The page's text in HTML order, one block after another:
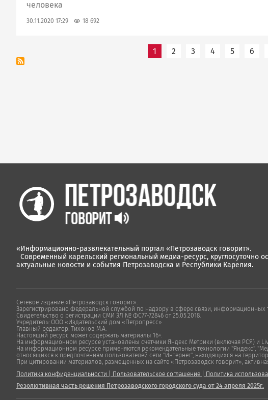
человека
30.11.2020 17:29 18 692
страниц
1 2 3 4 5 6
«Информационно-развлекательный портал «Петрозаводск говорит».
Современный карельский региональный медиа-ресурс, круглосуточно
актуальные новости и события Петрозаводска и Республики Карелия.
Сетевое издание «Петрозаводск говорит».
Зарегистрировано Федеральной службой по надзору в сфере связи,
Свидетельство о регистрации СМИ ЭЛ № ФС77-72846 от 25.05.2018.
Учредитель: ООО «Издательский дом «Петропресс»
Главный редактор: Тихонов М.А.
Настоящий ресурс может содержать материалы 16+.
На информационном ресурсе установлены счетчики Яндекс Метрики (включая РСЯ) и
На информационном ресурсе применяются рекомендательные технологии "Яндекс",
относящихся к предпочтениям пользователей сети "Интернет", находящихся на
При цитировании материалов, размещенных на сайте «Петрозаводск говорит»,
Политика конфиденциальности
Пользовательское соглашение
Политика
Резолютивная часть решения Петрозаводского городского суда от 24 апреля 2025г.